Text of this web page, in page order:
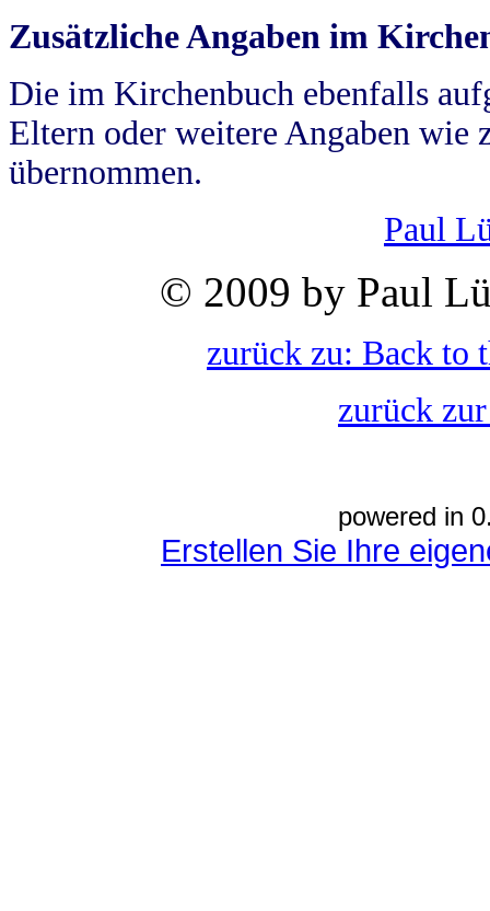
Zusätzliche Angaben im
Die im Kirchenbuch ebenfalls
Eltern oder weitere Angaben wie
übernommen.
Paul
© 2009 by Paul
zurück zu: Back to
zurück
powered in
Erstellen Sie Ihre